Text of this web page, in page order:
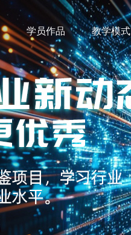
学员作品 教学模式